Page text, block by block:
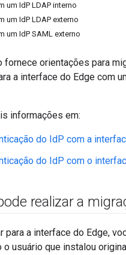
um IdP LDAP interno
um IdP LDAP externo
um IdP SAML externo
fornece orientações para
a interface do Edge com
informações em:
do IdP com a
do IdP com o
realizar a
para a interface do Edge,
o usuário que instalou